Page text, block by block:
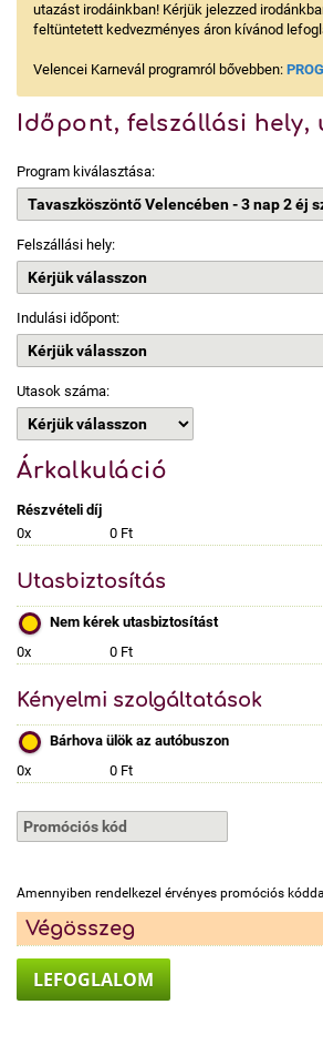
utazást irodáinkban! Kérjük jelezzed
feltüntetett kedvezményes áron kívánod
Velencei Karnevál programról bővebben:
Időpont, felszállási hely,
Program kiválasztása:
Felszállási hely:
Indulási időpont:
Utasok száma:
Árkalkuláció
Részvételi díj
0x
0 Ft
Utasbiztosítás
Nem kérek utasbiztosítást
0x
0 Ft
Kényelmi szolgáltatások
Bárhova ülök az autóbuszon
0x
0 Ft
Amennyiben rendelkezel érvényes promóciós
Végösszeg
LEFOGLALOM